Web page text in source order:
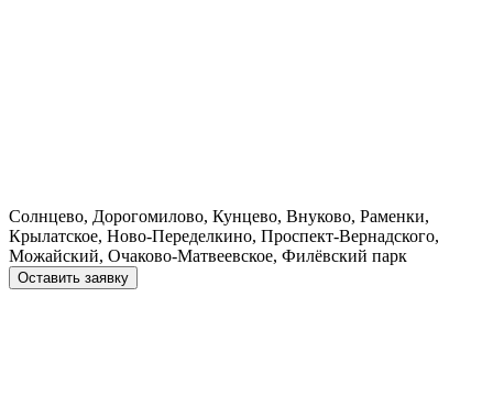
Солнцево, Дорогомилово, Кунцево, Внуково, Раменки,
Крылатское, Ново-Переделкино, Проспект-Вернадского,
Можайский, Очаково-Матвеевское, Филёвский парк
Оставить заявку